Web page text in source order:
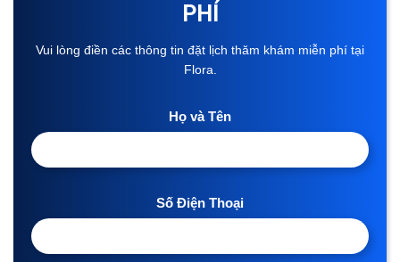
PHÍ
Vui lòng điền các thông tin đặt lịch thăm khám miễn phí tại
Flora.
Họ và Tên
Số Điện Thoại